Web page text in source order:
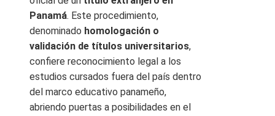
Panamá. Este procedimiento,
denominado homologación o
validación de títulos universitarios,
confiere reconocimiento legal a los
estudios cursados fuera del país dentro
del marco educativo panameño,
abriendo puertas a posibilidades en el